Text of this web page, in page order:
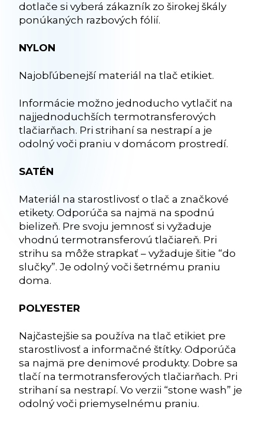
dotlače si vyberá zákazník zo širokej škály
ponúkaných razbových fólií.
NYLON
Najobľúbenejší materiál na tlač etikiet.
Informácie možno jednoducho vytlačiť na
najjednoduchších termotransferových
tlačiarňach. Pri strihaní sa nestrapí a je
odolný voči praniu v domácom prostredí.
SATÉN
Materiál na starostlivosť o tlač a značkové
etikety. Odporúča sa najmä na spodnú
bielizeň. Pre svoju jemnosť si vyžaduje
vhodnú termotransferovú tlačiareň. Pri
strihu sa môže strapkať – vyžaduje šitie “do
slučky”. Je odolný voči šetrnému praniu
doma.
POLYESTER
Najčastejšie sa používa na tlač etikiet pre
starostlivosť a informačné štítky. Odporúča
sa najmä pre denimové produkty. Dobre sa
tlačí na termotransferových tlačiarňach. Pri
strihaní sa nestrapí. Vo verzii “stone wash” je
odolný voči priemyselnému praniu.